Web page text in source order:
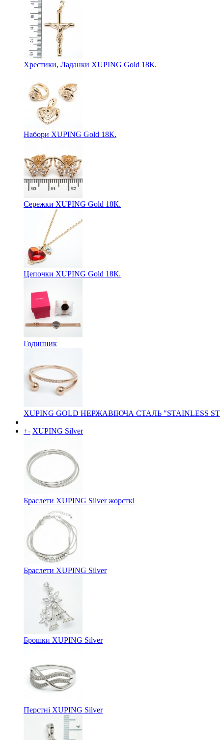
Хрестики, Ладанки XUPING Gold 18К.
Набори XUPING Gold 18К.
Сережки XUPING Gold 18К.
Цепочки XUPING Gold 18К.
Годинник
XUPING GOLD НЕРЖАВІЮЧА СТАЛЬ "STAINLESS
+- XUPING Silver
Браслети XUPING Silver жорсткі
Браслети XUPING Silver
Брошки XUPING Silver
Перстні XUPING Silver